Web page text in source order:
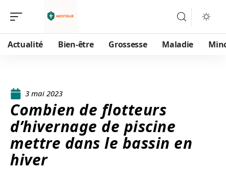
Actualité Bien-être Grossesse Maladie
3 mai 2023
Combien de flotteurs
d’hivernage de piscine
mettre dans le bassin en
hiver